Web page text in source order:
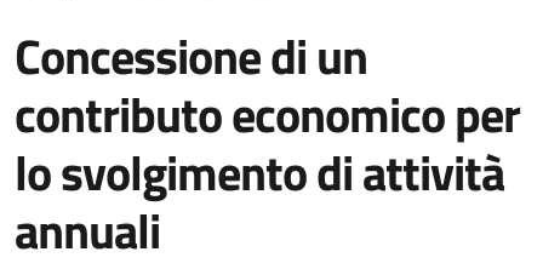
Concessione di un
contributo economico per
lo svolgimento di attività
annuali